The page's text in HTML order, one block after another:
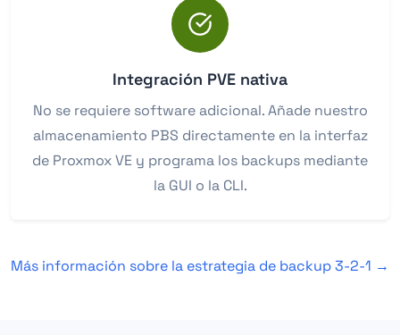
Integración PVE nativa
No se requiere software adicional. Añade nuestro
almacenamiento PBS directamente en la interfaz
de Proxmox VE y programa los backups mediante
la GUI o la CLI.
Más información sobre la estrategia de backup 3-2-1 →